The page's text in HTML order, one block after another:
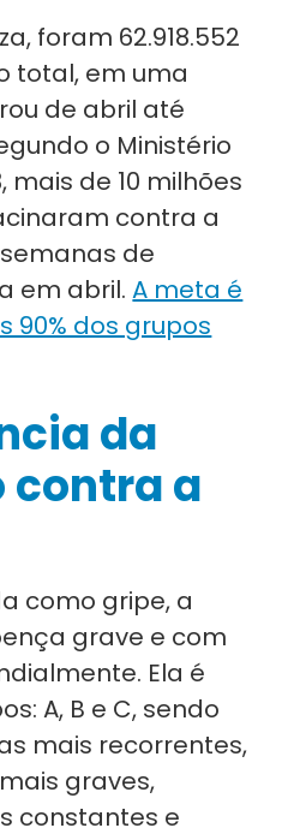
foram 62.918.552
total, em uma
de abril até
o Ministério
mais de 10 milhões
contra a
de
em abril.A meta é
90% dos grupos
da
contra a
como gripe, a
grave e com
Ela é
A, B e C, sendo
mais recorrentes,
graves,
constantes e